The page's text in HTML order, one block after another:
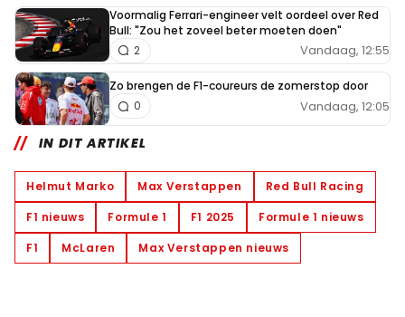
Voormalig Ferrari-engineer velt oordeel over Red
Bull: "Zou het zoveel beter moeten doen"
Vandaag, 12:55
2
Zo brengen de F1-coureurs de zomerstop door
Vandaag, 12:05
0
IN DIT ARTIKEL
Helmut Marko Max Verstappen
Red Bull Racing
F1 nieuws
Formule 1 F1 2025
Formule 1 nieuws
F1
McLaren Max Verstappen nieuws